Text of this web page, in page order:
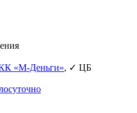
«М-Деньги», ✓ ЦБ